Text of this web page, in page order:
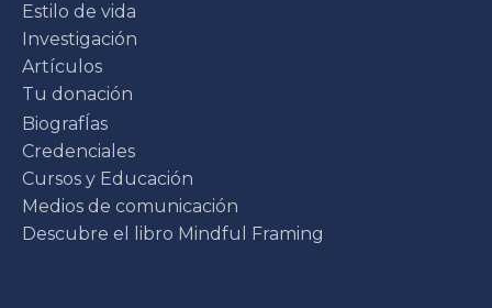
Estilo de vida
Investigación
Artículos
Tu donación
BiografÍas
Credenciales
Cursos y Educación
Medios de comunicación
Descubre el libro Mindful Framing